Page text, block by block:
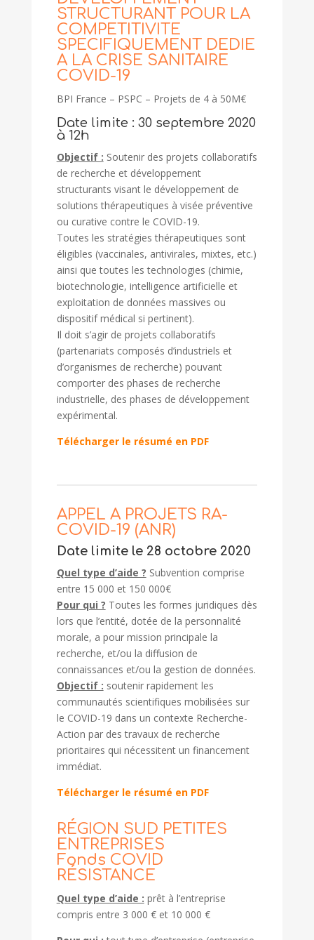
STRUCTURANT POUR LA
COMPETITIVITE
SPECIFIQUEMENT DEDIE
A LA CRISE SANITAIRE
COVID-19
BPI France – PSPC – Projets de 4 à 50M€
Date limite : 30 septembre 2020
à 12h
Objectif : Soutenir des projets collaboratifs
de recherche et développement
structurants visant le développement de
solutions thérapeutiques à visée préventive
ou curative contre le COVID-19.
Toutes les stratégies thérapeutiques sont
éligibles (vaccinales, antivirales, mixtes, etc.)
ainsi que toutes les technologies (chimie,
biotechnologie, intelligence artificielle et
exploitation de données massives ou
dispositif médical si pertinent).
Il doit s’agir de projets collaboratifs
(partenariats composés d’industriels et
d’organismes de recherche) pouvant
comporter des phases de recherche
industrielle, des phases de développement
expérimental.
Télécharger le résumé en PDF
APPEL A PROJETS RA-
COVID-19 (ANR)
Date limite le 28 octobre 2020
Quel type d’aide ? Subvention comprise
entre 15 000 et 150 000€
Pour qui ? Toutes les formes juridiques dès
lors que l’entité, dotée de la personnalité
morale, a pour mission principale la
recherche, et/ou la diffusion de
connaissances et/ou la gestion de données.
Objectif : soutenir rapidement les
communautés scientifiques mobilisées sur
le COVID-19 dans un contexte Recherche-
Action par des travaux de recherche
prioritaires qui nécessitent un financement
immédiat.
Télécharger le résumé en PDF
RÉGION SUD PETITES
ENTREPRISES
Fonds COVID
RÉSISTANCE
Quel type d’aide : prêt à l’entreprise
compris entre 3 000 € et 10 000 €